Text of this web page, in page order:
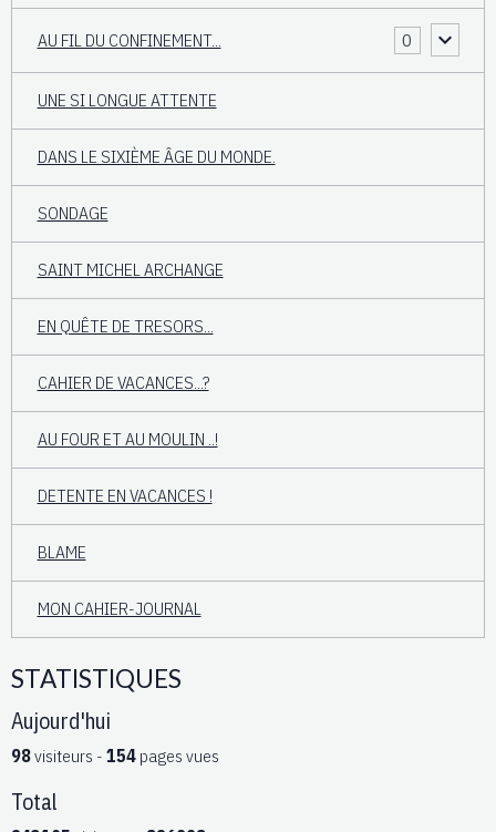
AU FIL DU CONFINEMENT... 0
UNE SI LONGUE ATTENTE
DANS LE SIXIÈME ÂGE DU MONDE.
SONDAGE
SAINT MICHEL ARCHANGE
EN QUÊTE DE TRESORS...
CAHIER DE VACANCES...?
AU FOUR ET AU MOULIN ..!
DETENTE EN VACANCES !
BLAME
MON CAHIER-JOURNAL
STATISTIQUES
Aujourd'hui
98visiteurs - 154 pages vues
Total